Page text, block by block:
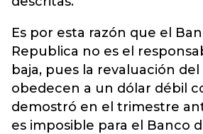
Es por esta razón que el
Republica no es el
baja, pues la revaluación del
obedecen a un dólar débil
demostró en el trimestre
es imposible para el Banco